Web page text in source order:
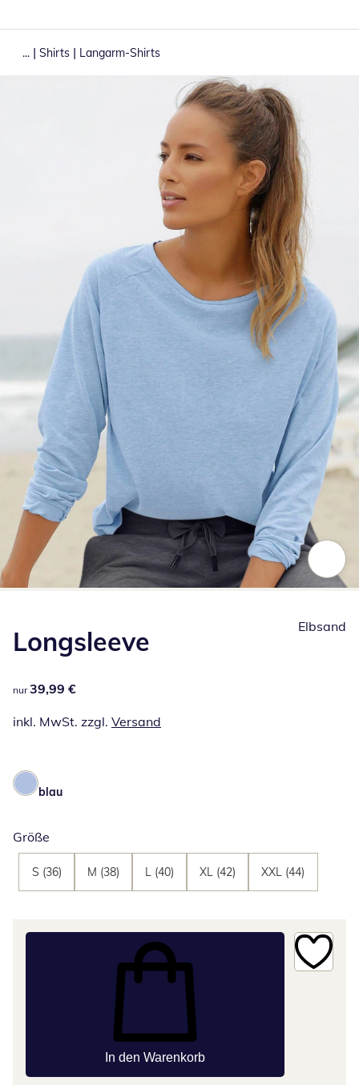
... | Shirts | Langarm-Shirts
Longsleeve
39,99 €
nur 39,99 €
inkl. MwSt. zzgl. Versand
Elbsand
blau
Größe
S (36) M (38) L (40) XL (42) XXL (44)
In den Warenkorb